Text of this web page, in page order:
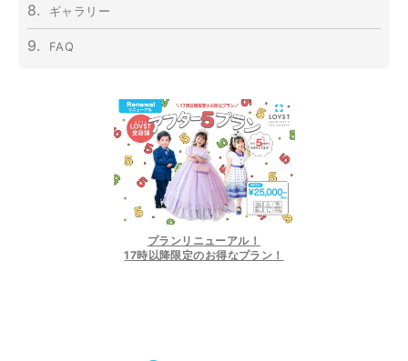
8. ギャラリー
9. FAQ
プランリニューアル！
17時以降限定のお得なプラン！